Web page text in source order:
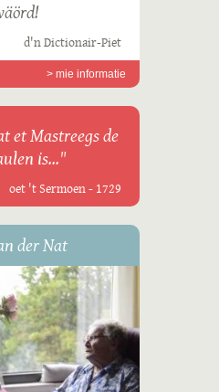
d'n Dictionair-Piet
> mie informatie
et Mastreegs de
is..."
oet 't Sermoen - 1729
der Nat